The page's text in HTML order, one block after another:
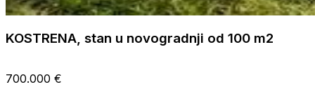
KOSTRENA, stan u novogradnji od 100 m2
700.000 €